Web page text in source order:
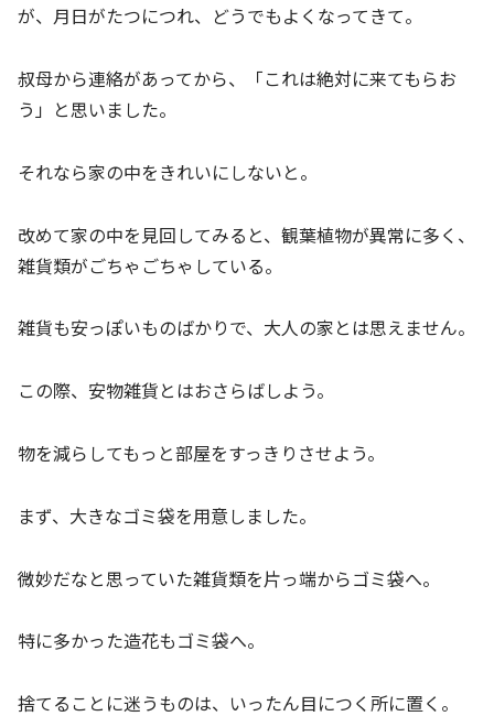
が、月日がたつにつれ、どうでもよくなってきて。
叔母から連絡があってから、「これは絶対に来てもらお
う」と思いました。
それなら家の中をきれいにしないと。
改めて家の中を見回してみると、観葉植物が異常に多く、
雑貨類がごちゃごちゃしている。
雑貨も安っぽいものばかりで、大人の家とは思えません。
この際、安物雑貨とはおさらばしよう。
物を減らしてもっと部屋をすっきりさせよう。
まず、大きなゴミ袋を用意しました。
微妙だなと思っていた雑貨類を片っ端からゴミ袋へ。
特に多かった造花もゴミ袋へ。
捨てることに迷うものは、いったん目につく所に置く。